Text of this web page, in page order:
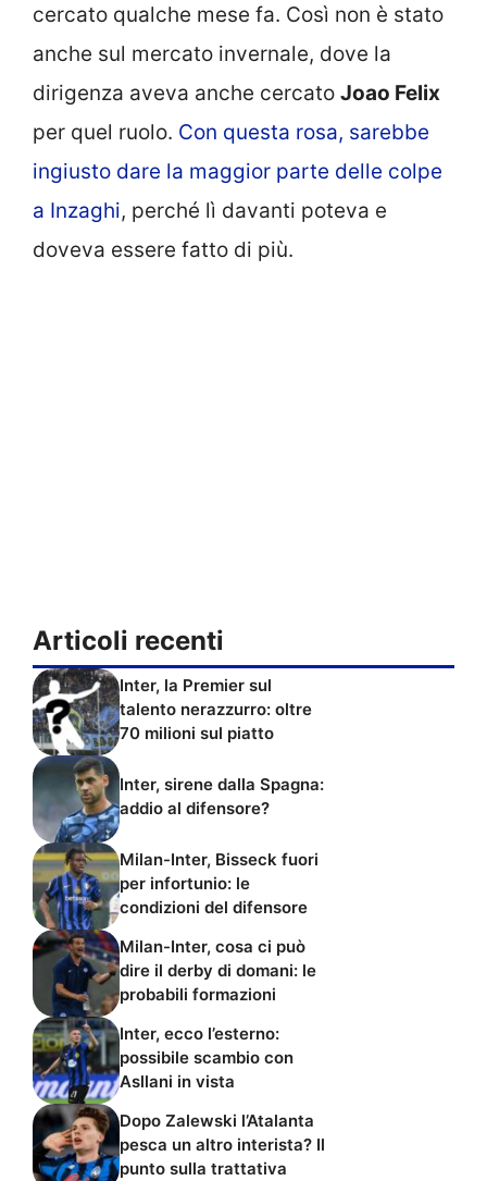
cercato qualche mese fa. Così non è stato
anche sul mercato invernale, dove la
dirigenza aveva anche cercato Joao Felix
per quel ruolo. Con questa rosa, sarebbe
ingiusto dare la maggior parte delle colpe
a Inzaghi, perché lì davanti poteva e
doveva essere fatto di più.
Articoli recenti
Inter, la Premier sul
talento nerazzurro: oltre
70 milioni sul piatto
Inter, sirene dalla Spagna:
addio al difensore?
Milan-Inter, Bisseck fuori
per infortunio: le
condizioni del difensore
Milan-Inter, cosa ci può
dire il derby di domani: le
probabili formazioni
Inter, ecco l’esterno:
possibile scambio con
Asllani in vista
Dopo Zalewski l’Atalanta
pesca un altro interista? Il
punto sulla trattativa